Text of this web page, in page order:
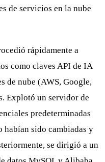
de servicios en la nube
rápidamente a
como claves API de IA
de nube (AWS, Google,
Explotó un servidor de
predeterminadas
sido cambiadas y
se dirigió a un